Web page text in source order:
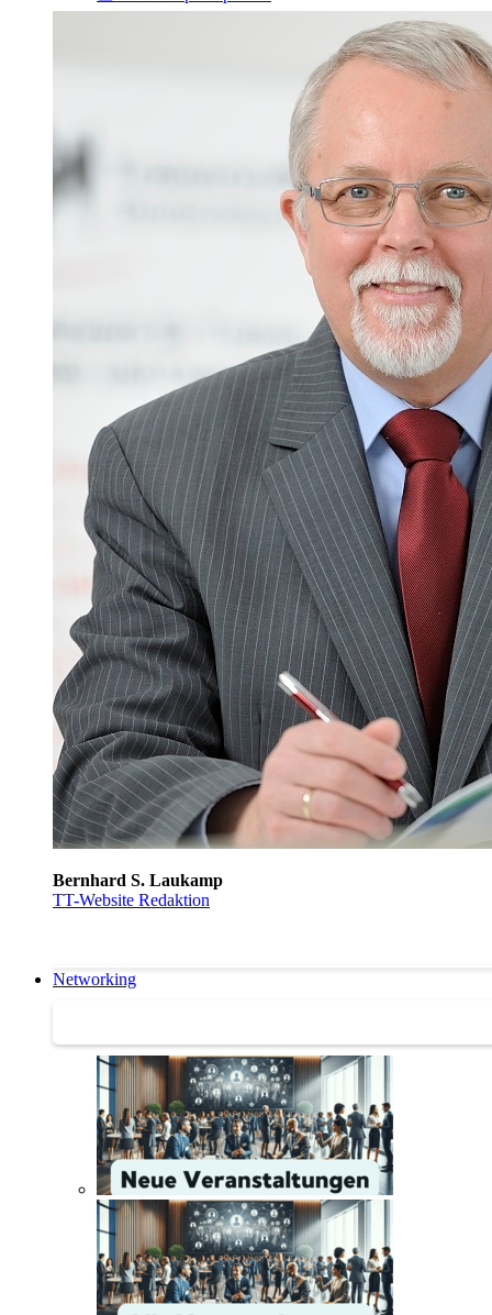
Bernhard S. Laukamp
TT-Website Redaktion
Networking